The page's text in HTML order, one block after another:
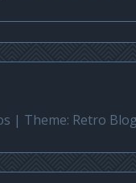
| Theme: Retro